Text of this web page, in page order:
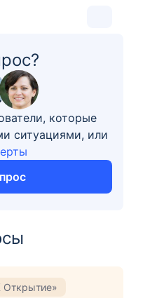
которые
ситуациями, или
Открытие»